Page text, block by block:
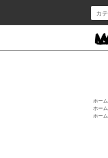
ホーム
ホーム
ホーム